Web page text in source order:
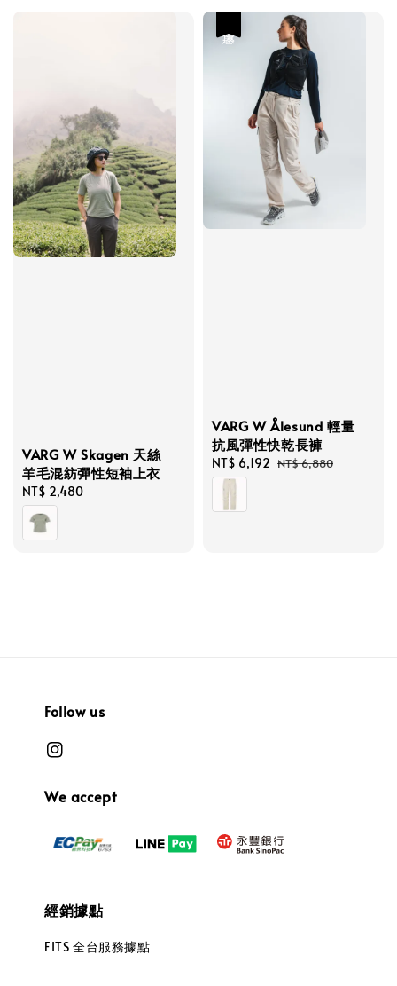
VARG W Skagen 天絲
羊毛混紡彈性短袖上衣
Regular
price
NT$ 2,480
VARG W Ålesund 輕量
抗風彈性快乾長褲
Sale
price
NT$ 6,192 Regular
NT$ 6,880
Follow us
We accept
經銷據點
FITS 全台服務據點